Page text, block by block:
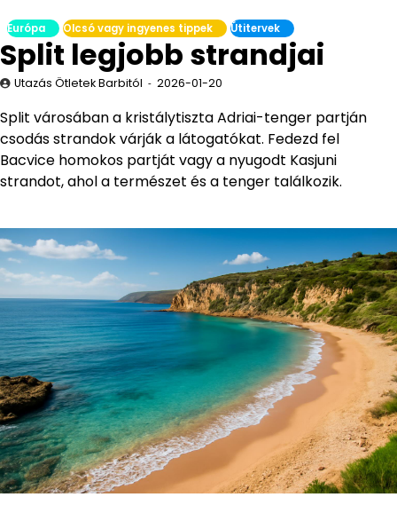
Európa Olcsó vagy ingyenes tippek Útitervek
Split legjobb strandjai
Utazás Ötletek Barbitól 2026-01-20
Split városában a kristálytiszta Adriai-tenger partján
csodás strandok várják a látogatókat. Fedezd fel
Bacvice homokos partját vagy a nyugodt Kasjuni
strandot, ahol a természet és a tenger találkozik.